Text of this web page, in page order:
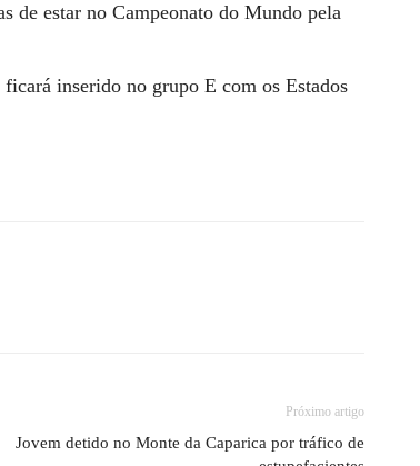
de estar no Campeonato do Mundo pela
inserido no grupo E com os Estados
Próximo artigo
Jovem detido no Monte da Caparica por tráfico de